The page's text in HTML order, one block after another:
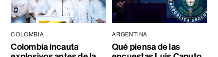
COLOMBIA
Colombia incauta
ARGENTINA
Qué piensa de las